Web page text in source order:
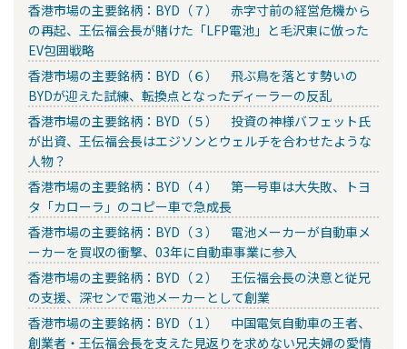
香港市場の主要銘柄：BYD（７） 赤字寸前の経営危機から
の再起、王伝福会長が賭けた「LFP電池」と毛沢東に倣った
EV包囲戦略
香港市場の主要銘柄：BYD（６） 飛ぶ鳥を落とす勢いの
BYDが迎えた試練、転換点となったディーラーの反乱
香港市場の主要銘柄：BYD（５） 投資の神様バフェット氏
が出資、王伝福会長はエジソンとウェルチを合わせたような
人物？
香港市場の主要銘柄：BYD（４） 第一号車は大失敗、トヨ
タ「カローラ」のコピー車で急成長
香港市場の主要銘柄：BYD（３） 電池メーカーが自動車メ
ーカーを買収の衝撃、03年に自動車事業に参入
香港市場の主要銘柄：BYD（２） 王伝福会長の決意と従兄
の支援、深センで電池メーカーとして創業
香港市場の主要銘柄：BYD（１） 中国電気自動車の王者、
創業者・王伝福会長を支えた見返りを求めない兄夫婦の愛情